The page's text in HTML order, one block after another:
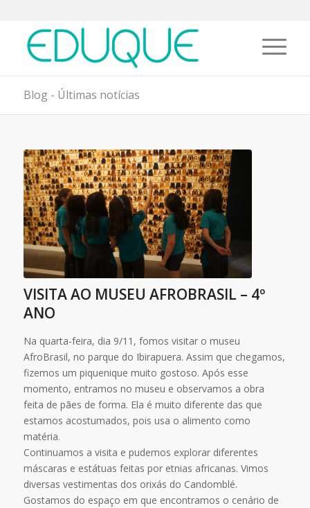
Blog - Últimas notícias
VISITA AO MUSEU AFROBRASIL – 4º
ANO
Na quarta-feira, dia 9/11, fomos visitar o museu
AfroBrasil, no parque do Ibirapuera. Assim que chegamos,
fizemos um piquenique muito gostoso. Após esse
momento, entramos no museu e observamos a obra
feita de pães de forma. Ela é muito diferente das que
estamos acostumados, pois usa o alimento como
matéria.
Continuamos a visita e pudemos explorar diferentes
máscaras e estátuas feitas por etnias africanas. Vimos
diversas vestimentas dos orixás do Candomblé.
Gostamos do espaço em que encontramos o cenário de